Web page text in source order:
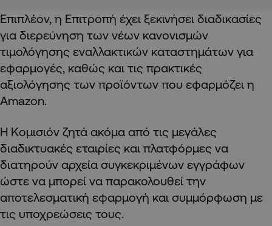
Επιπλέον, η Επιτροπή έχει ξεκινήσει διαδικασίες
για διερεύνηση των νέων κανονισμών
τιμολόγησης εναλλακτικών καταστημάτων για
εφαρμογές, καθώς και τις πρακτικές
αξιολόγησης των προϊόντων που εφαρμόζει η
Amazon.
Η Κομισιόν ζητά ακόμα από τις μεγάλες
διαδικτυακές εταιρίες και πλατφόρμες να
διατηρούν αρχεία συγκεκριμένων εγγράφων
ώστε να μπορεί να παρακολουθεί την
αποτελεσματική εφαρμογή και συμμόρφωση με
τις υποχρεώσεις τους.